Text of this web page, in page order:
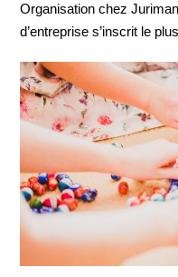
Organisation chez
d’entreprise s’inscrit le